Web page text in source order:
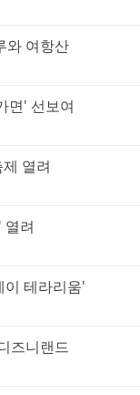
와 여항산
면' 선보여
열려
열려
이 테라리움'
즈니랜드